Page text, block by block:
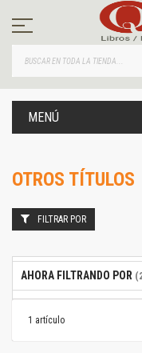
contenido
MENÚ
OTROS TÍTULOS
1 artículo
FILTRAR POR
AHORA FILTRANDO POR